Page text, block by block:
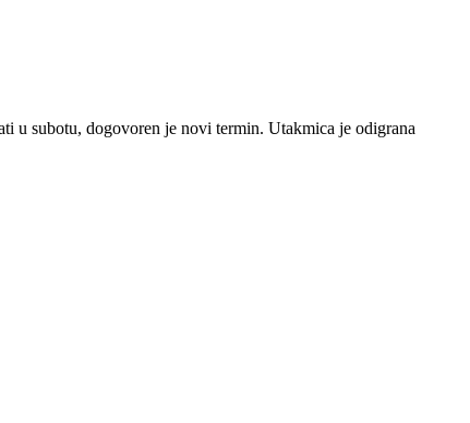
u subotu, dogovoren je novi termin. Utakmica je odigrana